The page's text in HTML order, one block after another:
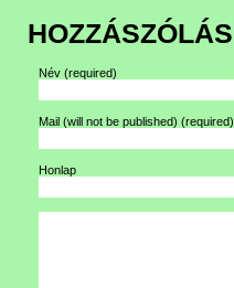
HOZZÁSZÓLÁS
Név (required)
Mail (will not be published) (required)
Honlap